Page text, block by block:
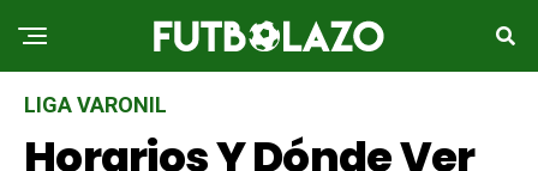
LIGA VARONIL
Horarios Y Dónde Ver